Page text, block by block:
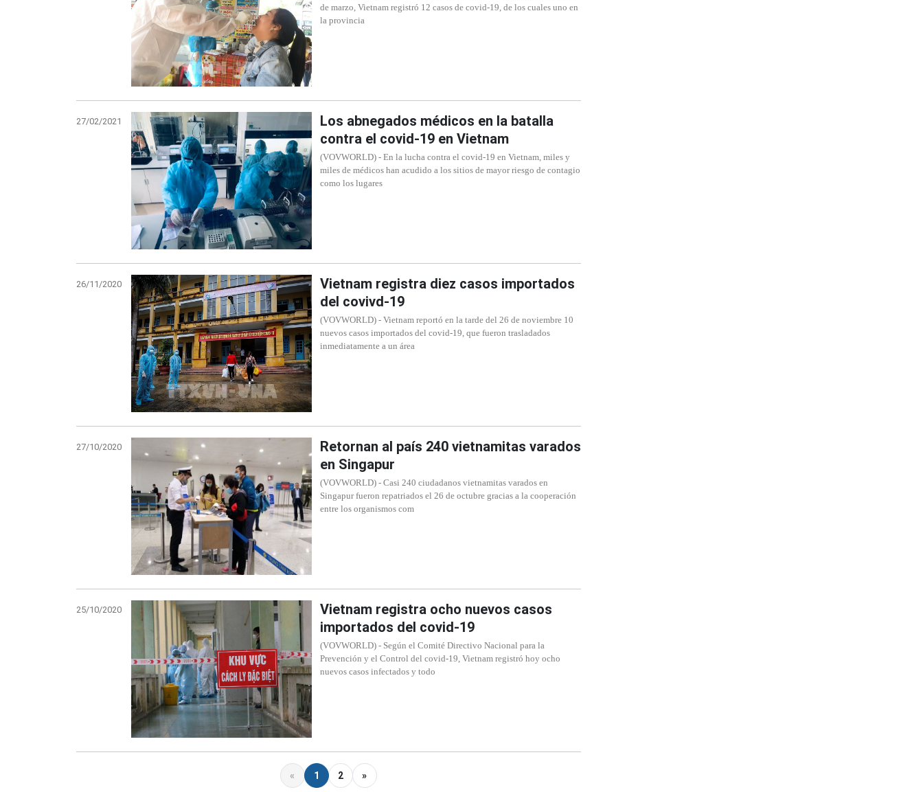
de marzo, Vietnam registró 12 casos de covid-19, de los cuales uno en
la provincia
27/02/2021
Los abnegados médicos en la batalla
contra el covid-19 en Vietnam
(VOVWORLD) - En la lucha contra el covid-19 en Vietnam, miles y
miles de médicos han acudido a los sitios de mayor riesgo de contagio
como los lugares
26/11/2020
Vietnam registra diez casos importados
del covivd-19
(VOVWORLD) - Vietnam reportó en la tarde del 26 de noviembre 10
nuevos casos importados del covid-19, que fueron trasladados
inmediatamente a un área
27/10/2020
Retornan al país 240 vietnamitas varados
en Singapur
(VOVWORLD) - Casi 240 ciudadanos vietnamitas varados en
Singapur fueron repatriados el 26 de octubre gracias a la cooperación
entre los organismos com
25/10/2020
Vietnam registra ocho nuevos casos
importados del covid-19
(VOVWORLD) - Según el Comité Directivo Nacional para la
Prevención y el Control del covid-19, Vietnam registró hoy ocho
nuevos casos infectados y todo
« 1 2 »